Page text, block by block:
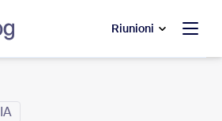
Riunioni
IA